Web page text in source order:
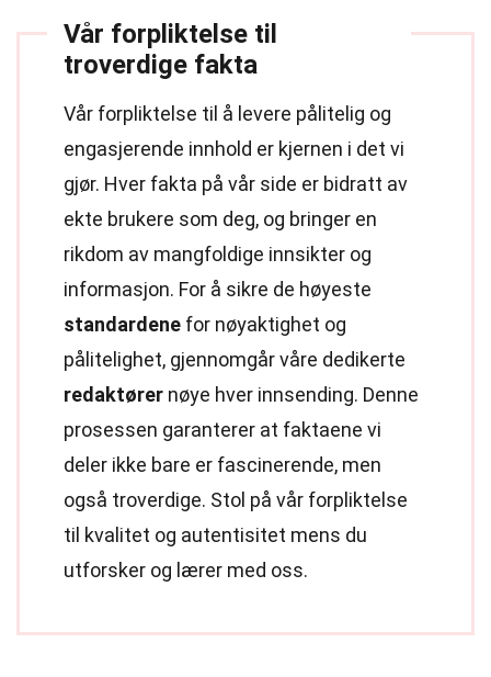
Vår forpliktelse til
troverdige fakta
Vår forpliktelse til å levere pålitelig og
engasjerende innhold er kjernen i det vi
gjør. Hver fakta på vår side er bidratt av
ekte brukere som deg, og bringer en
rikdom av mangfoldige innsikter og
informasjon. For å sikre de høyeste
standardene for nøyaktighet og
pålitelighet, gjennomgår våre dedikerte
redaktører nøye hver innsending. Denne
prosessen garanterer at faktaene vi
deler ikke bare er fascinerende, men
også troverdige. Stol på vår forpliktelse
til kvalitet og autentisitet mens du
utforsker og lærer med oss.